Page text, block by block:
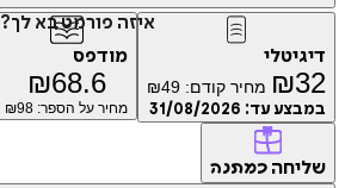
איזה פורמט בא לך?
דיגיטלי
₪32 מחיר קודם: ₪49
במבצע עד: 31/08/2026
מודפס
₪68.6
מחיר על הספר: ₪ 98
שליחה כמתנה